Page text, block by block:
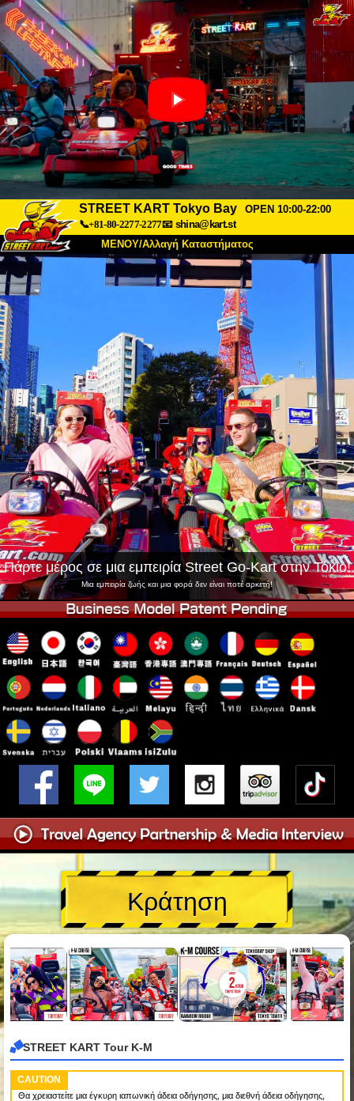
STREET KART Tokyo Bay
OPEN 10:00-22:00
📞+81-80-2277-2277📧 shina@kart.st
ΜΕΝΟΥ/Αλλαγή Καταστήματος
ΚΥΡΙΩΣ
Συχνές Ερωτήσεις
Εταιρεία Κράτηση
Αλλαγή Καταστήματος
Τόκιο Σινάγαουα #1 Τόκιο Ακίχαμπαρα #1
Τόκιο Ακίχαμπαρα #2 Τόκιο Σιμπούγια
Τόκιο Σιμπούγια Annex Τόκιο Κόλπος
Τόκιο Ασακούσα Οσάκα
Οκινάουα
Πάρτε μέρος σε μια εμπειρία Street Go-Kart στην Τόκιο!
Μια εμπειρία ζωής και μια φορά δεν είναι ποτέ αρκετή!
Κράτηση
STREET KART Tour K-M
CAUTION
Θα χρειαστείτε μια έγκυρη ιαπωνική άδεια οδήγησης, μια διεθνή άδεια οδήγησης,